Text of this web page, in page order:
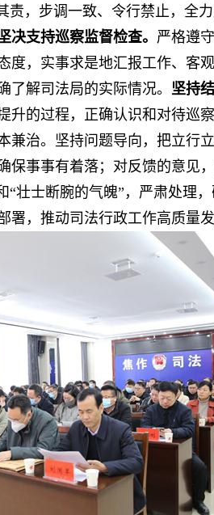
，步调一致、令行禁止，全
决支持巡察监督检查。 严格遵
，实事求是地汇报工作、客
解司法局的实际情况。 坚持
的过程，正确认识和对待巡
治。坚持问题导向，把立行
事事有着落；对反馈的意见
壮士断腕的气魄”，严肃处理
，推动司法行政工作高质量发